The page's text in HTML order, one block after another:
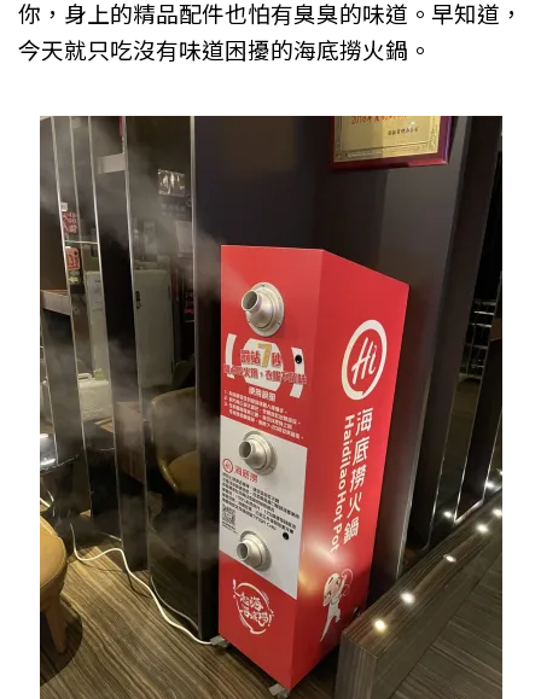
你，身上的精品配件也怕有臭臭的味道。早知道，
今天就只吃沒有味道困擾的海底撈火鍋。